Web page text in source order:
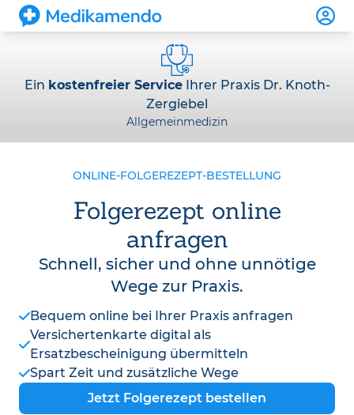
Ein kostenfreier ServiceIhrer Praxis Dr. Knoth-
Zergiebel
Allgemeinmedizin
ONLINE-FOLGEREZEPT-BESTELLUNG
Folgerezept online
anfragen
Schnell, sicher und ohne unnötige
Wege zur Praxis.
Bequem online bei Ihrer Praxis anfragen
Versichertenkarte digital als
Ersatzbescheinigung übermitteln
Spart Zeit und zusätzliche Wege
Jetzt Folgerezept bestellen